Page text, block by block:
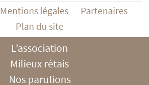
Mentions légales
Partenaires
Plan du site
L’association
Milieux rétais
Nos parutions